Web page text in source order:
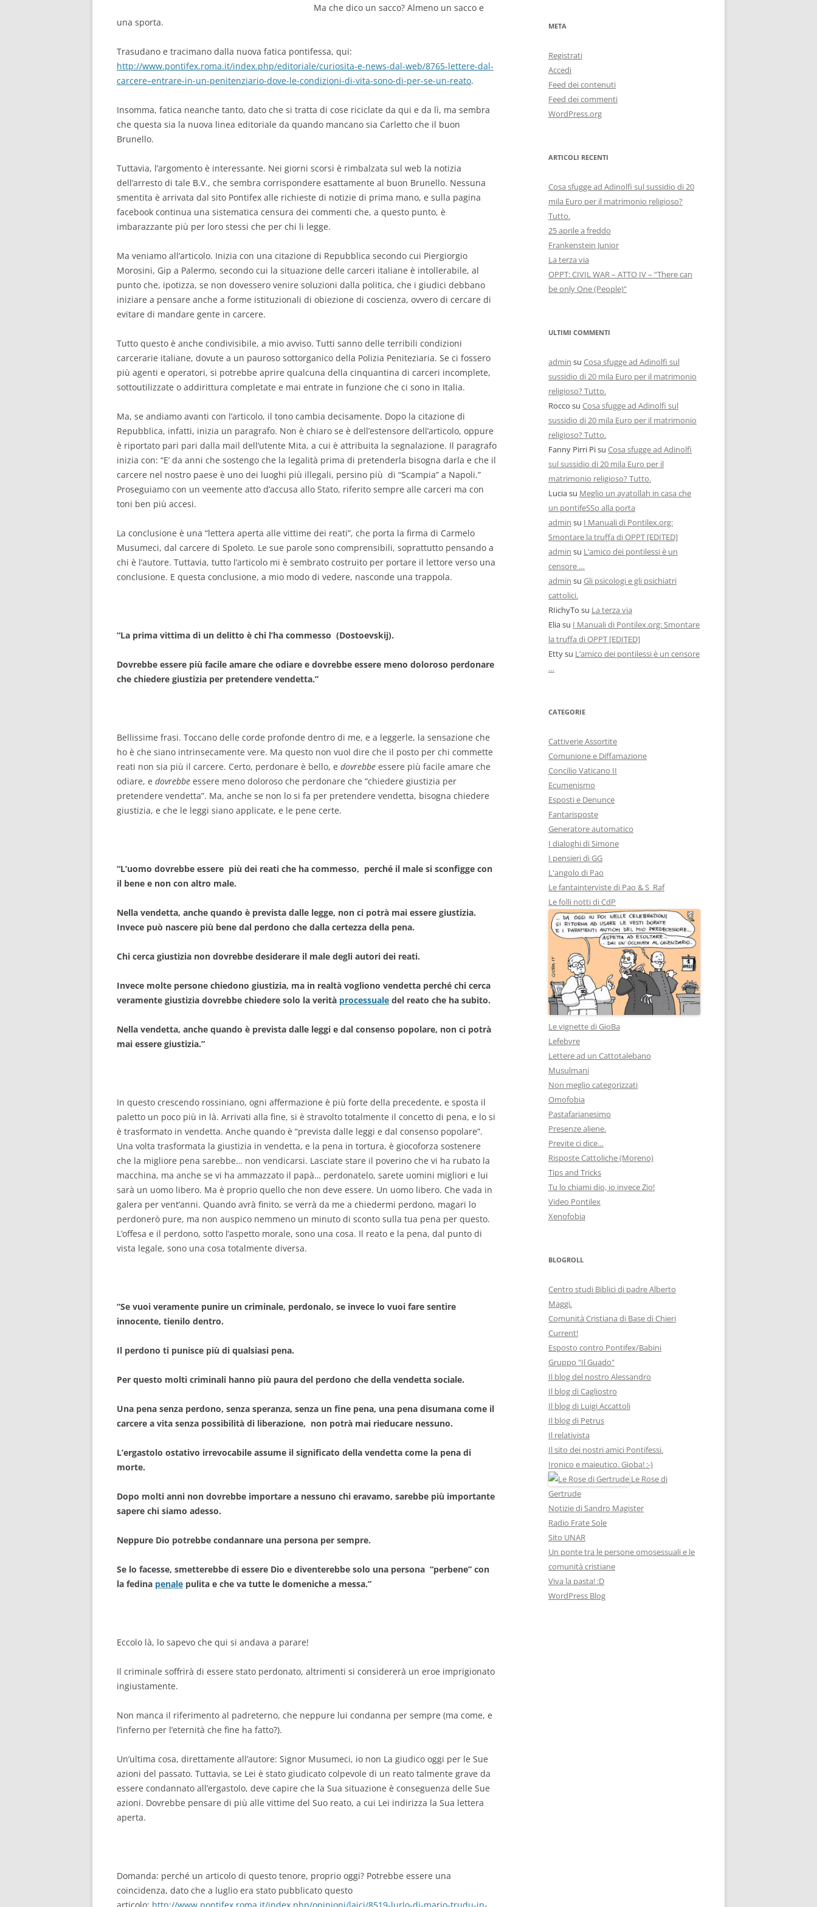
Ma che dico un sacco? Almeno un sacco e
una sporta.
Trasudano e tracimano dalla nuova fatica pontifessa, qui:
http://www.pontifex.roma.it/index.php/editoriale/curiosita-e-news-dal-web/8765-lettere-dal-
carcere–entrare-in-un-penitenziario-dove-le-condizioni-di-vita-sono-di-per-se-un-reato.
Insomma, fatica neanche tanto, dato che si tratta di cose riciclate da qui e da lì, ma sembra
che questa sia la nuova linea editoriale da quando mancano sia Carletto che il buon
Brunello.
Tuttavia, l’argomento è interessante. Nei giorni scorsi è rimbalzata sul web la notizia
dell’arresto di tale B.V., che sembra corrispondere esattamente al buon Brunello. Nessuna
smentita è arrivata dal sito Pontifex alle richieste di notizie di prima mano, e sulla pagina
facebook continua una sistematica censura dei commenti che, a questo punto, è
imbarazzante più per loro stessi che per chi li legge.
Ma veniamo all’articolo. Inizia con una citazione di Repubblica secondo cui Piergiorgio
Morosini, Gip a Palermo, secondo cui la situazione delle carceri italiane è intollerabile, al
punto che, ipotizza, se non dovessero venire soluzioni dalla politica, che i giudici debbano
iniziare a pensare anche a forme istituzionali di obiezione di coscienza, ovvero di cercare di
evitare di mandare gente in carcere.
Tutto questo è anche condivisibile, a mio avviso. Tutti sanno delle terribili condizioni
carcerarie italiane, dovute a un pauroso sottorganico della Polizia Peniteziaria. Se ci fossero
più agenti e operatori, si potrebbe aprire qualcuna della cinquantina di carceri incomplete,
sottoutilizzate o addirittura completate e mai entrate in funzione che ci sono in Italia.
Ma, se andiamo avanti con l’articolo, il tono cambia decisamente. Dopo la citazione di
Repubblica, infatti, inizia un paragrafo. Non è chiaro se è dell’estensore dell’articolo, oppure
è riportato pari pari dalla mail dell’utente Mita, a cui è attribuita la segnalazione. Il paragrafo
inizia con: “E’ da anni che sostengo che la legalità prima di pretenderla bisogna darla e che il
carcere nel nostro paese è uno dei luoghi più illegali, persino più di “Scampia” a Napoli.”
Proseguiamo con un veemente atto d’accusa allo Stato, riferito sempre alle carceri ma con
toni ben più accesi.
La conclusione è una “lettera aperta alle vittime dei reati”, che porta la firma di Carmelo
Musumeci, dal carcere di Spoleto. Le sue parole sono comprensibili, soprattutto pensando a
chi è l’autore. Tuttavia, tutto l’articolo mi è sembrato costruito per portare il lettore verso una
conclusione. E questa conclusione, a mio modo di vedere, nasconde una trappola.
“La prima vittima di un delitto è chi l’ha commesso (Dostoevskij).
Dovrebbe essere più facile amare che odiare e dovrebbe essere meno doloroso perdonare
che chiedere giustizia per pretendere vendetta.”
Bellissime frasi. Toccano delle corde profonde dentro di me, e a leggerle, la sensazione che
ho è che siano intrinsecamente vere. Ma questo non vuol dire che il posto per chi commette
reati non sia più il carcere. Certo, perdonare è bello, e dovrebbe essere più facile amare che
odiare, e dovrebbe essere meno doloroso che perdonare che “chiedere giustizia per
pretendere vendetta”. Ma, anche se non lo si fa per pretendere vendetta, bisogna chiedere
giustizia, e che le leggi siano applicate, e le pene certe.
“L’uomo dovrebbe essere più dei reati che ha commesso, perché il male si sconfigge con
il bene e non con altro male.
Nella vendetta, anche quando è prevista dalle legge, non ci potrà mai essere giustizia.
Invece può nascere più bene dal perdono che dalla certezza della pena.
Chi cerca giustizia non dovrebbe desiderare il male degli autori dei reati.
Invece molte persone chiedono giustizia, ma in realtà vogliono vendetta perché chi cerca
veramente giustizia dovrebbe chiedere solo la verità processuale del reato che ha subito.
Nella vendetta, anche quando è prevista dalle leggi e dal consenso popolare, non ci potrà
mai essere giustizia.”
In questo crescendo rossiniano, ogni affermazione è più forte della precedente, e sposta il
paletto un poco più in là. Arrivati alla fine, si è stravolto totalmente il concetto di pena, e lo si
è trasformato in vendetta. Anche quando è “prevista dalle leggi e dal consenso popolare”.
Una volta trasformata la giustizia in vendetta, e la pena in tortura, è giocoforza sostenere
che la migliore pena sarebbe… non vendicarsi. Lasciate stare il poverino che vi ha rubato la
macchina, ma anche se vi ha ammazzato il papà… perdonatelo, sarete uomini migliori e lui
sarà un uomo libero. Ma è proprio quello che non deve essere. Un uomo libero. Che vada in
galera per vent’anni. Quando avrà finito, se verrà da me a chiedermi perdono, magari lo
perdonerò pure, ma non auspico nemmeno un minuto di sconto sulla tua pena per questo.
L’offesa e il perdono, sotto l’aspetto morale, sono una cosa. Il reato e la pena, dal punto di
vista legale, sono una cosa totalmente diversa.
“Se vuoi veramente punire un criminale, perdonalo, se invece lo vuoi fare sentire
innocente, tienilo dentro.
Il perdono ti punisce più di qualsiasi pena.
Per questo molti criminali hanno più paura del perdono che della vendetta sociale.
Una pena senza perdono, senza speranza, senza un fine pena, una pena disumana come il
carcere a vita senza possibilità di liberazione, non potrà mai rieducare nessuno.
L’ergastolo ostativo irrevocabile assume il significato della vendetta come la pena di
morte.
Dopo molti anni non dovrebbe importare a nessuno chi eravamo, sarebbe più importante
sapere chi siamo adesso.
Neppure Dio potrebbe condannare una persona per sempre.
Se lo facesse, smetterebbe di essere Dio e diventerebbe solo una persona “perbene” con
la fedina penale pulita e che va tutte le domeniche a messa.”
Eccolo là, lo sapevo che qui si andava a parare!
Il criminale soffrirà di essere stato perdonato, altrimenti si considererà un eroe imprigionato
ingiustamente.
Non manca il riferimento al padreterno, che neppure lui condanna per sempre (ma come, e
l’inferno per l’eternità che fine ha fatto?).
Un’ultima cosa, direttamente all’autore: Signor Musumeci, io non La giudico oggi per le Sue
azioni del passato. Tuttavia, se Lei è stato giudicato colpevole di un reato talmente grave da
essere condannato all’ergastolo, deve capire che la Sua situazione è conseguenza delle Sue
azioni. Dovrebbe pensare di più alle vittime del Suo reato, a cui Lei indirizza la Sua lettera
aperta.
Domanda: perché un articolo di questo tenore, proprio oggi? Potrebbe essere una
coincidenza, dato che a luglio era stato pubblicato questo
META
Registrati
Accedi
Feed dei contenuti
Feed dei commenti
WordPress.org
ARTICOLI RECENTI
Cosa sfugge ad Adinolfi sul sussidio di 20
mila Euro per il matrimonio religioso?
Tutto.
25 aprile a freddo
Frankenstein Junior
La terza via
OPPT: CIVIL WAR – ATTO IV – “There can
be only One (People)”
ULTIMI COMMENTI
admin su Cosa sfugge ad Adinolfi sul
sussidio di 20 mila Euro per il matrimonio
religioso? Tutto.
Rocco su Cosa sfugge ad Adinolfi sul
sussidio di 20 mila Euro per il matrimonio
religioso? Tutto.
Fanny Pirri Pisu Cosa sfugge ad Adinolfi
sul sussidio di 20 mila Euro per il
matrimonio religioso? Tutto.
Luciasu Meglio un ayatollah in casa che
un pontifeSSo alla porta
admin su I Manuali di Pontilex.org:
Smontare la truffa di OPPT [EDITED]
admin su L’amico dei pontilessi è un
censore …
admin su Gli psicologi e gli psichiatri
cattolici.
RIichyTo su La terza via
Eliasu I Manuali di Pontilex.org: Smontare
la truffa di OPPT [EDITED]
Ettysu L’amico dei pontilessi è un censore
…
CATEGORIE
Cattiverie Assortite
Comunione e Diffamazione
Concilio Vaticano II
Ecumenismo
Esposti e Denunce
Fantarisposte
Generatore automatico
I dialoghi di Simone
I pensieri di GG
L'angolo di Pao
Le fantainterviste di Pao & S_Raf
Le folli notti di CdP
Le vignette di GioBa
Lefebvre
Lettere ad un Cattotalebano
Musulmani
Non meglio categorizzati
Omofobia
Pastafarianesimo
Presenze aliene.
Previte ci dice…
Risposte Cattoliche (Moreno)
Tips and Tricks
Tu lo chiami dio, io invece Zio!
Video Pontilex
Xenofobia
BLOGROLL
Centro studi Biblici di padre Alberto
Maggi.
Comunità Cristiana di Base di Chieri
Current!
Esposto contro Pontifex/Babini
Gruppo "Il Guado"
Il blog del nostro Alessandro
Il blog di Cagliostro
Il blog di Luigi Accattoli
Il blog di Petrus
Il relativista
Il sito dei nostri amici Pontifessi.
Ironico e maieutico. Gioba! :-)
Le Rose di
Gertrude
Notizie di Sandro Magister
Radio Frate Sole
Sito UNAR
Un ponte tra le persone omosessuali e le
comunità cristiane
Viva la pasta! :D
WordPress Blog